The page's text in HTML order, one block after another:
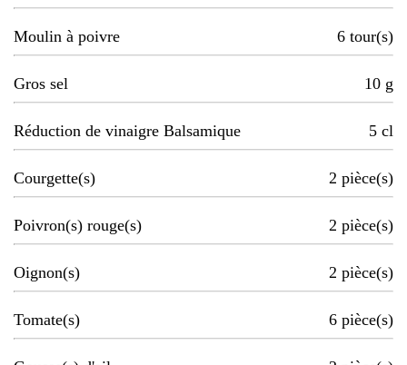
Moulin à poivre 6 tour(s)
Gros sel 10 g
Réduction de vinaigre Balsamique 5 cl
Courgette(s) 2 pièce(s)
Poivron(s) rouge(s) 2 pièce(s)
Oignon(s) 2 pièce(s)
Tomate(s) 6 pièce(s)